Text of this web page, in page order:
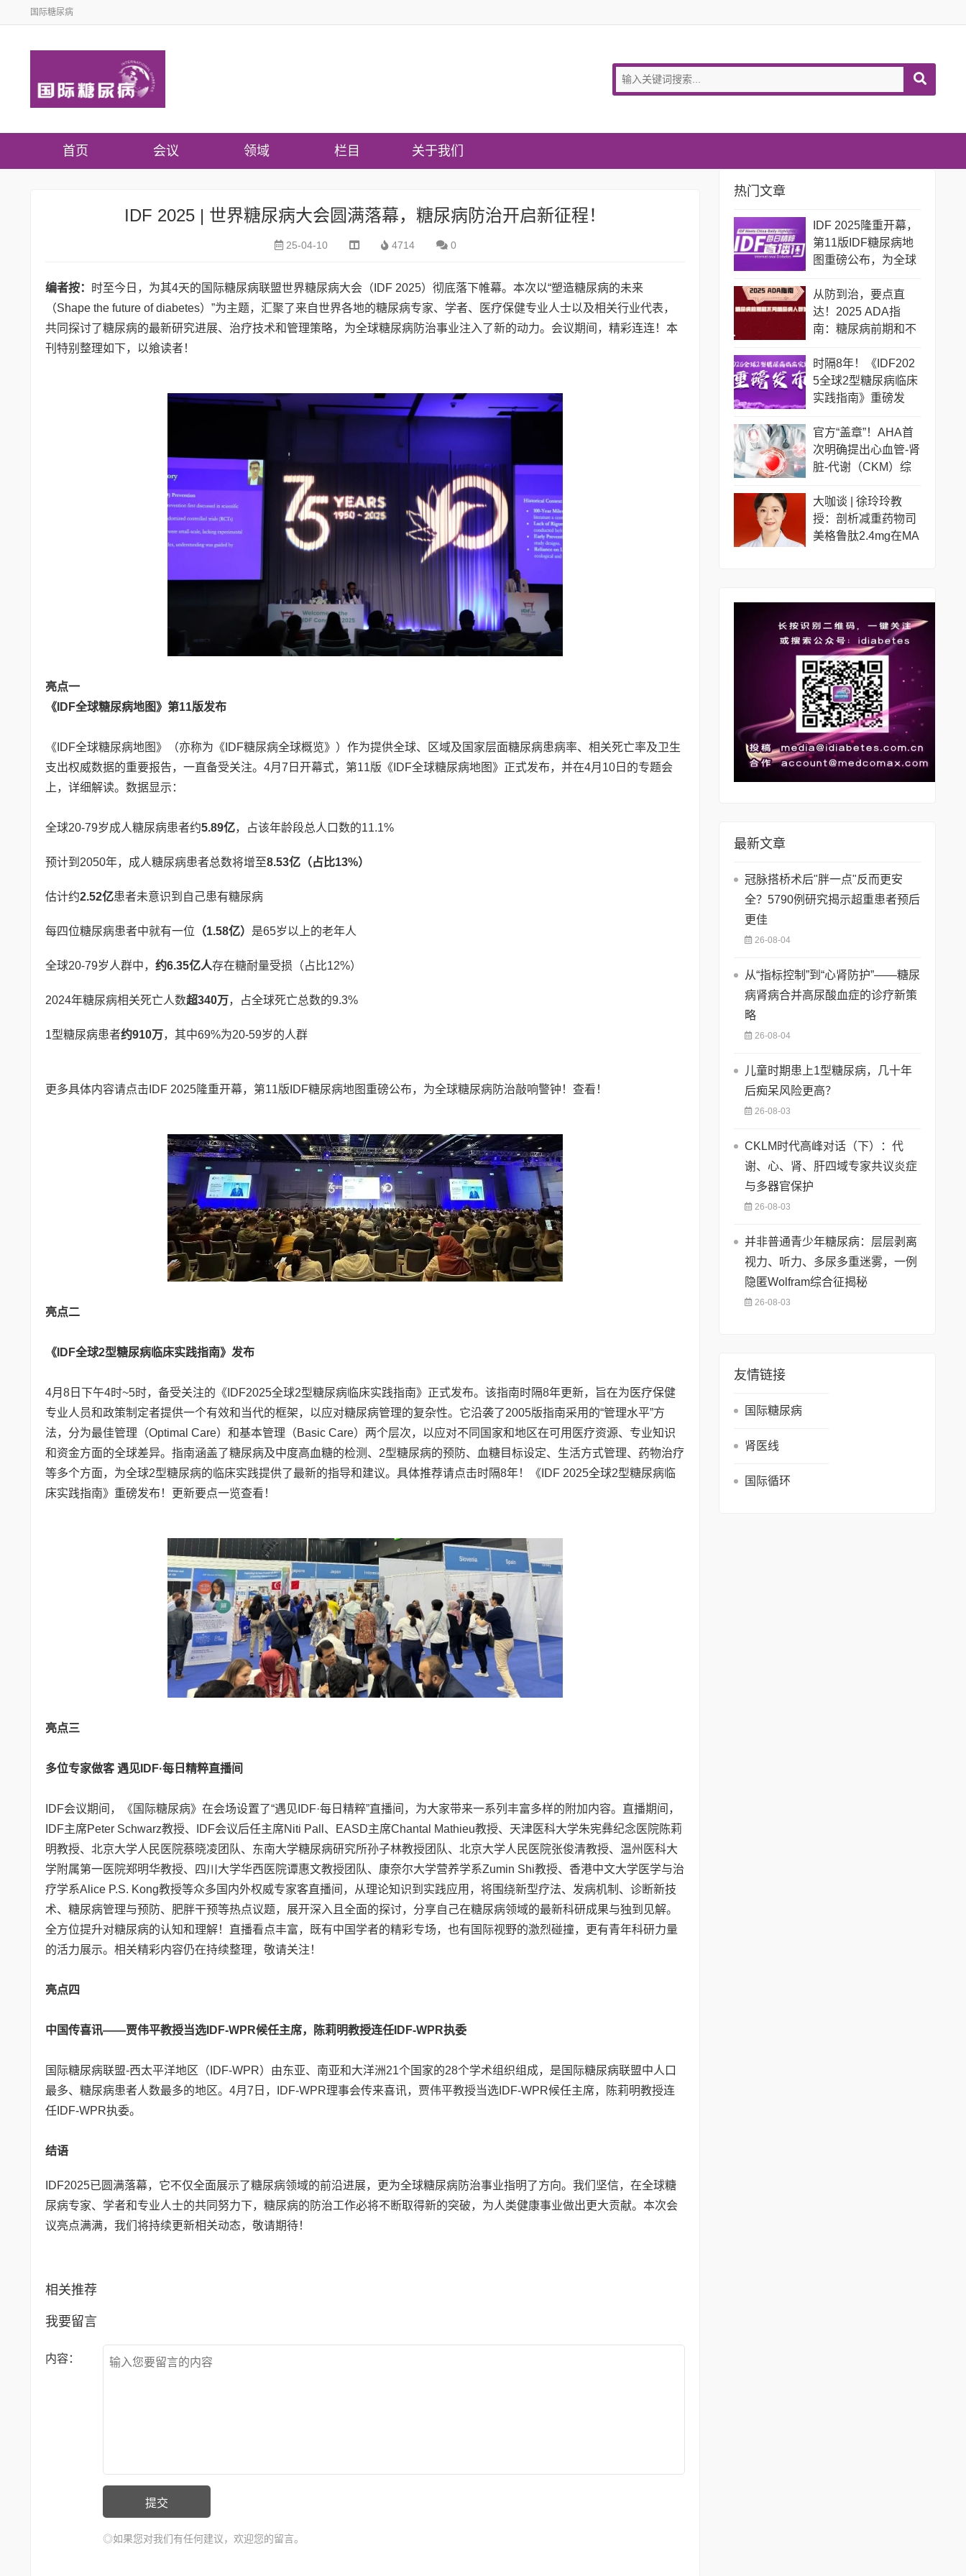
国际糖尿病
首页 会议 领域 栏目 关于我们
IDF 2025 | 世界糖尿病大会圆满落幕，糖尿病防治开启新征程！
25-04-10 4714 0
编者按：
时至今日，为其4天的国际糖尿病联盟世界糖尿病大会（IDF 2025）彻底落下帷幕。本次以“塑造糖尿病的未来
（Shape the future of diabetes）”为主题，汇聚了来自世界各地的糖尿病专家、学者、医疗保健专业人士以及相关行业代表，
共同探讨了糖尿病的最新研究进展、治疗技术和管理策略，为全球糖尿病防治事业注入了新的动力。会议期间，精彩连连！本
刊特别整理如下，以飨读者！
亮点一
《IDF全球糖尿病地图》第11版发布
《IDF全球糖尿病地图》（亦称为《IDF糖尿病全球概览》）作为提供全球、区域及国家层面糖尿病患病率、相关死亡率及卫生
支出权威数据的重要报告，一直备受关注。4月7日开幕式，第11版《IDF全球糖尿病地图》正式发布，并在4月10日的专题会
上，详细解读。数据显示：
全球20-79岁成人糖尿病患者约5.89亿，占该年龄段总人口数的11.1%
预计到2050年，成人糖尿病患者总数将增至8.53亿（占比13%）
估计约2.52亿患者未意识到自己患有糖尿病
每四位糖尿病患者中就有一位 （1.58亿） 是65岁以上的老年人
全球20-79岁人群中， 约6.35亿人存在糖耐量受损（占比12%）
2024年糖尿病相关死亡人数超340万，占全球死亡总数的9.3%
1型糖尿病患者约910万，其中69%为20-59岁的人群
更多具体内容请点击IDF 2025隆重开幕，第11版IDF糖尿病地图重磅公布，为全球糖尿病防治敲响警钟！查看！
亮点二
《IDF全球2型糖尿病临床实践指南》发布
4月8日下午4时~5时，备受关注的《IDF2025全球2型糖尿病临床实践指南》正式发布。该指南时隔8年更新，旨在为医疗保健
专业人员和政策制定者提供一个有效和当代的框架，以应对糖尿病管理的复杂性。它沿袭了2005版指南采用的“管理水平”方
法，分为最佳管理（Optimal Care）和基本管理（Basic Care）两个层次，以应对不同国家和地区在可用医疗资源、专业知识
和资金方面的全球差异。指南涵盖了糖尿病及中度高血糖的检测、2型糖尿病的预防、血糖目标设定、生活方式管理、药物治疗
等多个方面，为全球2型糖尿病的临床实践提供了最新的指导和建议。具体推荐请点击时隔8年！《IDF 2025全球2型糖尿病临
床实践指南》重磅发布！更新要点一览查看！
亮点三
多位专家做客 遇见IDF·每日精粹直播间
IDF会议期间，《国际糖尿病》在会场设置了“遇见IDF·每日精粹”直播间，为大家带来一系列丰富多样的附加内容。直播期间，
IDF主席Peter Schwarz教授、IDF会议后任主席Niti Pall、EASD主席Chantal Mathieu教授、天津医科大学朱宪彝纪念医院陈莉
明教授、北京大学人民医院蔡晓凌团队、东南大学糖尿病研究所孙子林教授团队、北京大学人民医院张俊清教授、温州医科大
学附属第一医院郑明华教授、四川大学华西医院谭惠文教授团队、康奈尔大学营养学系Zumin Shi教授、香港中文大学医学与治
疗学系Alice P.S. Kong教授等众多国内外权威专家客直播间，从理论知识到实践应用，将围绕新型疗法、发病机制、诊断新技
术、糖尿病管理与预防、肥胖干预等热点议题，展开深入且全面的探讨，分享自己在糖尿病领域的最新科研成果与独到见解。
全方位提升对糖尿病的认知和理解！直播看点丰富，既有中国学者的精彩专场，也有国际视野的激烈碰撞，更有青年科研力量
的活力展示。相关精彩内容仍在持续整理，敬请关注！
亮点四
中国传喜讯——贾伟平教授当选IDF-WPR候任主席，陈莉明教授连任IDF-WPR执委
国际糖尿病联盟-西太平洋地区（IDF-WPR）由东亚、南亚和大洋洲21个国家的28个学术组织组成，是国际糖尿病联盟中人口
最多、糖尿病患者人数最多的地区。4月7日，IDF-WPR理事会传来喜讯，贾伟平教授当选IDF-WPR候任主席，陈莉明教授连
任IDF-WPR执委。
结语
IDF2025已圆满落幕，它不仅全面展示了糖尿病领域的前沿进展，更为全球糖尿病防治事业指明了方向。我们坚信，在全球糖
尿病专家、学者和专业人士的共同努力下，糖尿病的防治工作必将不断取得新的突破，为人类健康事业做出更大贡献。本次会
议亮点满满，我们将持续更新相关动态，敬请期待！
相关推荐
我要留言
内容：
◎如果您对我们有任何建议，欢迎您的留言。
热门文章
IDF 2025隆重开幕，
第11版IDF糖尿病地
图重磅公布，为全球
钟！
从防到治，要点直
达！2025 ADA指
南：糖尿病前期和不
理？
时隔8年！《IDF202
5全球2型糖尿病临床
实践指南》重磅发
官方“盖章”！AHA首
次明确提出心血管-肾
脏-代谢（CKM）综
大咖谈 | 徐玲玲教
授：剖析减重药物司
美格鲁肽2.4mg在MA
最新文章
冠脉搭桥术后"胖一点"反而更安
全？5790例研究揭示超重患者预后
更佳
26-08-04
从“指标控制”到“心肾防护”——糖尿
病肾病合并高尿酸血症的诊疗新策
略
26-08-04
儿童时期患上1型糖尿病，几十年
后痴呆风险更高？
26-08-03
CKLM时代高峰对话（下）：代
谢、心、肾、肝四域专家共议炎症
与多器官保护
26-08-03
并非普通青少年糖尿病：层层剥离
视力、听力、多尿多重迷雾，一例
隐匿Wolfram综合征揭秘
26-08-03
友情链接
国际糖尿病
肾医线
国际循环